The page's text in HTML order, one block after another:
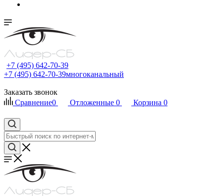
+7 (495) 642-70-39
+7 (495) 642-70-39многоканальный
Заказать звонок
Сравнение0 Отложенные 0 Корзина 0